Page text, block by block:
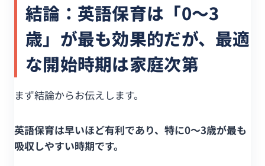
結論：英語保育は「0〜3
歳」が最も効果的だが、最適
な開始時期は家庭次第
まず結論からお伝えします。
英語保育は早いほど有利であり、特に0〜3歳が最も
吸収しやすい時期です。